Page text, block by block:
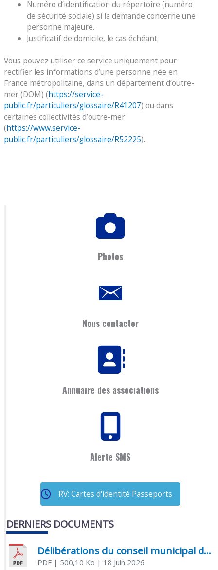
Numéro d’identification du répertoire (numéro
de sécurité sociale) si la demande concerne une
personne majeure.
Justificatif de domicile, le cas échéant.
Vous pouvez utiliser ce service uniquement pour
rectifier les informations d’une personne née en
France métropolitaine, dans un département d’outre-
mer (DOM) (https://service-
public.fr/particuliers/glossaire/R41207) ou dans
certaines collectivités d’outre-mer
(https://www.service-
public.fr/particuliers/glossaire/R52225).
Photos
Nous contacter
Annuaire des associations
Alerte SMS
RV: Cartes d'identité Passeports
DERNIERS DOCUMENTS
Délibérations du conseil municipal du 18 juin 2026
PDF| 500,10 Ko | 18 Juin 2026